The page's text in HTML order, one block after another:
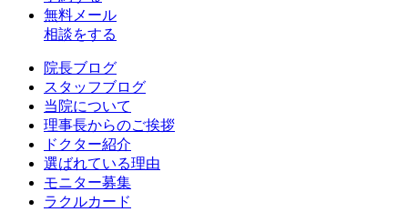
無料メール
相談をする
院長ブログ
スタッフブログ
当院について
理事長からのご挨拶
ドクター紹介
選ばれている理由
モニター募集
ラクルカード